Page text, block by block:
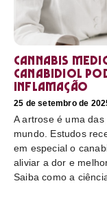
Cannabis
canabidiol
inflamação
25 de setembro de
A artrose é uma
mundo. Estudos
em especial o
aliviar a dor e
Saiba como a